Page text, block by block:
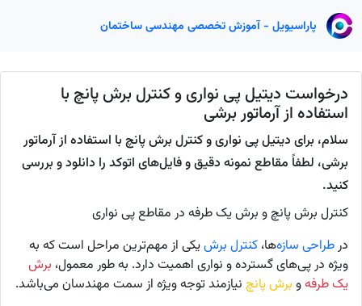
پاراسیویل - آموزش تخصصی مهندسی ساختمان
درخواست دیتیل پی نواری و کنترل برش پانچ با
استفاده از آرماتور برشی
سلام، برای دیتیل پی نواری و کنترل برش پانچ با استفاده از آرماتور
برشی، لطفاً مقاطع نمونه دقیق و فایل‌های اتوکد را دانلود و بررسی
کنید.
کنترل برش پانچ و برش یک طرفه در مقاطع پی نواری
درطراحی سازه‌ها، کنترل برشیکی از مهم‌ترین مراحل است که به
ویژه در پی‌های گسترده و نواری اهمیت دارد. به طور معمول، برش
یک طرفهو برش پانچ نیازمند توجه ویژه از سمت مهندسان می‌باشد.